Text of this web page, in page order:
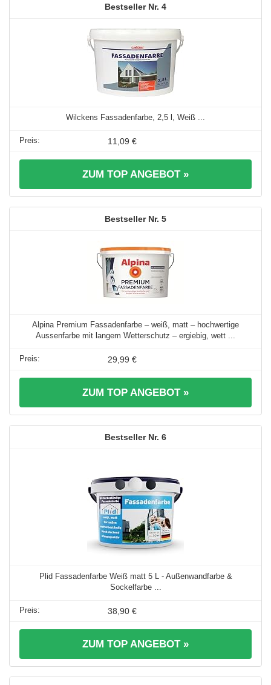
4
Wilckens Fassadenfarbe, 2,5 l, Weiß ...
11,09 €
ZUM TOP ANGEBOT »
5
Alpina Premium Fassadenfarbe – weiß, matt – hochwertige
Aussenfarbe mit langem Wetterschutz – ergiebig, wett ...
29,99 €
ZUM TOP ANGEBOT »
6
Plid Fassadenfarbe Weiß matt 5 L - Außenwandfarbe &
Sockelfarbe ...
38,90 €
ZUM TOP ANGEBOT »